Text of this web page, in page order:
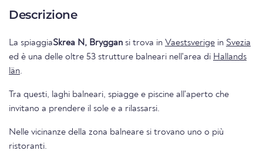
Descrizione
La spiaggiaSkrea N, Bryggan si trova in Vaestsverige in Svezia
ed è una delle oltre 53 strutture balneari nell'area di Hallands
län.
Tra questi, laghi balneari, spiagge e piscine all'aperto che
invitano a prendere il sole e a rilassarsi.
Nelle vicinanze della zona balneare si trovano uno o più
ristoranti.